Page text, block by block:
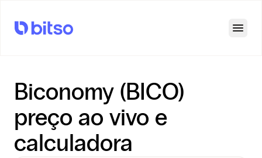
Biconomy (BICO)
preço ao vivo e
calculadora